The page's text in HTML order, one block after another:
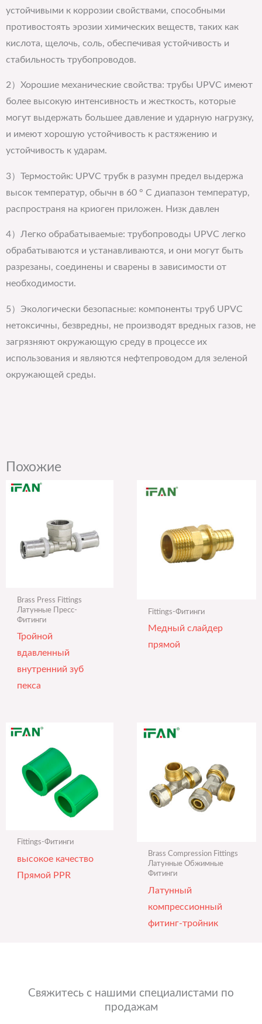
устойчивыми к коррозии свойствами, способными
противостоять эрозии химических веществ, таких как
кислота, щелочь, соль, обеспечивая устойчивость и
стабильность трубопроводов.
2）Хорошие механические свойства: трубы UPVC имеют
более высокую интенсивность и жесткость, которые
могут выдержать большее давление и ударную нагрузку,
и имеют хорошую устойчивость к растяжению и
устойчивость к ударам.
3）Термостойк: UPVC трубк в разумн предел выдержа
высок температур, обычн в 60 ° C диапазон температур,
распространя на криоген приложен. Низк давлен
4）Легко обрабатываемые: трубопроводы UPVC легко
обрабатываются и устанавливаются, и они могут быть
разрезаны, соединены и сварены в зависимости от
необходимости.
5）Экологически безопасные: компоненты труб UPVC
нетоксичны, безвредны, не производят вредных газов, не
загрязняют окружающую среду в процессе их
использования и являются нефтепроводом для зеленой
окружающей среды.
Похожие
Brass Press Fittings
Латунные Пресс-
Фитинги
Тройной
вдавленный
внутренний зуб
пекса
Fittings-Фитинги
Медный слайдер
прямой
Fittings-Фитинги
высокое качество
Прямой PPR
Brass Compression Fittings
Латунные Обжимные
Фитинги
Латунный
компрессионный
фитинг-тройник
Свяжитесь с нашими специалистами по
продажам